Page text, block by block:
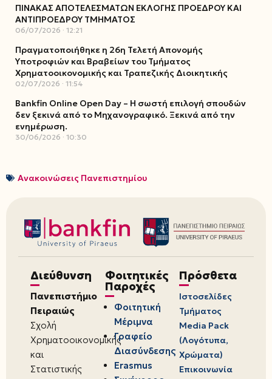
ΠΙΝΑΚΑΣ ΑΠΟΤΕΛΕΣΜΑΤΩΝ ΕΚΛΟΓΗΣ ΠΡΟΕΔΡΟΥ ΚΑΙ
ΑΝΤΙΠΡΟΕΔΡΟΥ ΤΜΗΜΑΤΟΣ
06/07/2026 12:21
Πραγματοποιήθηκε η 26η Τελετή Απονομής
Υποτροφιών και Βραβείων του Τμήματος
Χρηματοοικονομικής και Τραπεζικής Διοικητικής
02/07/2026 11:54
Bankfin Online Open Day – Η σωστή επιλογή σπουδών
δεν ξεκινά από το Μηχανογραφικό. Ξεκινά από την
ενημέρωση.
30/06/2026 10:30
Ανακοινώσεις Πανεπιστημίου
Διεύθυνση
Πανεπιστήμιο
Πειραιώς
Σχολή
Χρηματοοικονομικής
και
Στατιστικής
Φοιτητικές
Παροχές
Φοιτητική
Μέριμνα
Γραφείο
Διασύνδεσης
Erasmus
Πρόσθετα
Ιστοσελίδες
Τμήματος
Media Pack
(Λογότυπα,
Χρώματα)
Επικοινωνία